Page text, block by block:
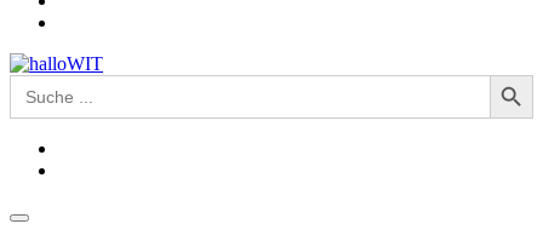
Search
for:
Search Button